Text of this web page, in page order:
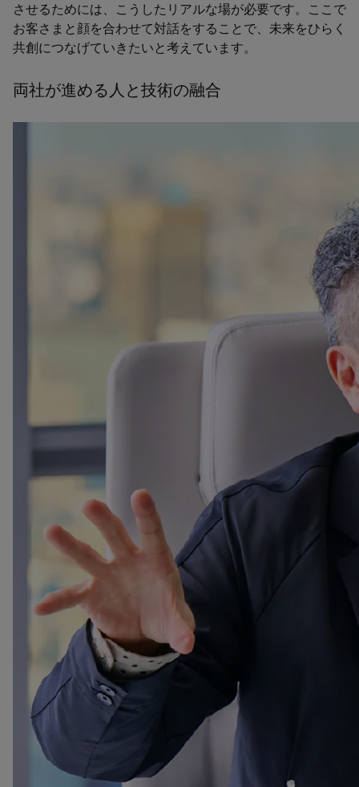
させるためには、こうしたリアルな場が必要です。ここで
お客さまと顔を合わせて対話をすることで、未来をひらく
共創につなげていきたいと考えています。
両社が進める人と技術の融合